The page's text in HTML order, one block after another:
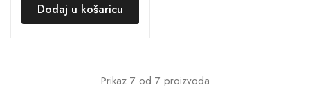
Dodaj u košaricu
Prikaz7 od 7 proizvoda